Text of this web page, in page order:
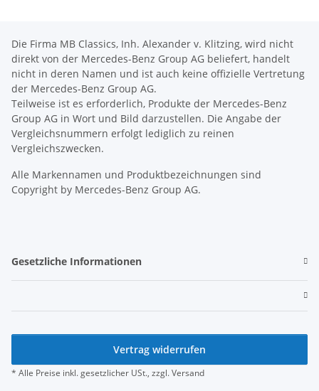
Die Firma MB Classics, Inh. Alexander v. Klitzing, wird nicht
direkt von der Mercedes-Benz Group AG beliefert, handelt
nicht in deren Namen und ist auch keine offizielle Vertretung
der Mercedes-Benz Group AG.
Teilweise ist es erforderlich, Produkte der Mercedes-Benz
Group AG in Wort und Bild darzustellen. Die Angabe der
Vergleichsnummern erfolgt lediglich zu reinen
Vergleichszwecken.
Alle Markennamen und Produktbezeichnungen sind
Copyright by Mercedes-Benz Group AG.
Gesetzliche Informationen
Vertrag widerrufen
* Alle Preise inkl. gesetzlicher USt., zzgl.Versand